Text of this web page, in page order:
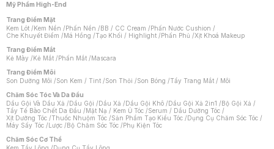
Mỹ Phẩm High-End
Trang Điểm Mặt
Kem Lót /Kem Nền /Phấn Nền /BB / CC Cream /Phấn Nước Cushion /
Che Khuyết Điểm /Má Hồng /Tạo Khối / Highlight /Phấn Phủ /Xịt Khoá Makeup
Trang Điểm Mắt
Kẻ Mày /Kẻ Mắt /Phấn Mắt /Mascara
Trang Điểm Môi
Son Dưỡng Môi /Son Kem / Tint /Son Thỏi /Son Bóng /Tẩy Trang Mắt / Môi
Chăm Sóc Tóc Và Da Đầu
Dầu Gội Và Dầu Xả /Dầu Gội /Dầu Xả /Dầu Gội Khô /Dầu Gội Xả 2in1 /Bộ Gội Xả /
Tẩy Tế Bào Chết Da Đầu /Mặt Nạ / Kem Ủ Tóc /Serum / Dầu Dưỡng Tóc /
Xịt Dưỡng Tóc /Thuốc Nhuộm Tóc /Sản Phẩm Tạo Kiểu Tóc /Dụng Cụ Chăm Sóc Tóc /
Máy Sấy Tóc /Lược /Bộ Chăm Sóc Tóc /Phụ Kiện Tóc
Chăm Sóc Cơ Thể